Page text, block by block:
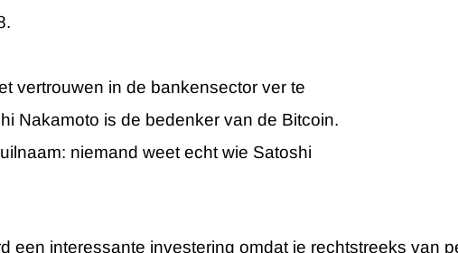
vertrouwen in de bankensector ver te
Nakamoto is de bedenker van de Bitcoin.
niemand weet echt wie Satoshi
een interessante investering omdat je rechtstreeks van